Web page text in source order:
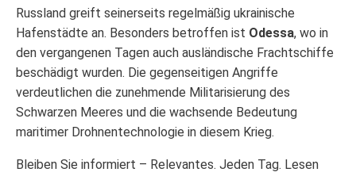
Russland greift seinerseits regelmäßig ukrainische
Hafenstädte an. Besonders betroffen ist Odessa, wo in
den vergangenen Tagen auch ausländische Frachtschiffe
beschädigt wurden. Die gegenseitigen Angriffe
verdeutlichen die zunehmende Militarisierung des
Schwarzen Meeres und die wachsende Bedeutung
maritimer Drohnentechnologie in diesem Krieg.
Bleiben Sie informiert – Relevantes. Jeden Tag. Lesen